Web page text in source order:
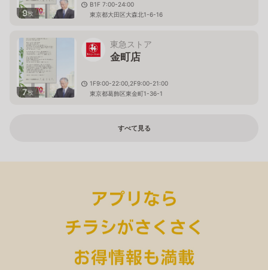
9枚
B1F 7:00-24:00
東京都大田区大森北1-6-16
7枚
東急ストア
金町店
1F9:00-22:00,2F9:00-21:00
東京都葛飾区東金町1-36-1
すべて見る